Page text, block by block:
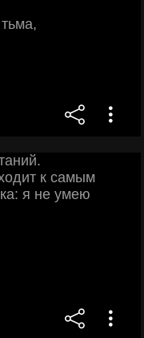
к самым
я не умею